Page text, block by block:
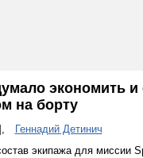
экономить
на борту
Геннадий Детинич
экипажа для миссии